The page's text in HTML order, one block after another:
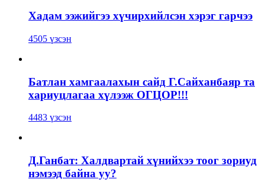
Хадам ээжийгээ хүчирхийлсэн хэрэг гарчээ
4505 үзсэн
Батлан хамгаалахын сайд Г.Сайханбаяр та
хариуцлагаа хүлээж ОГЦОР!!!
4483 үзсэн
Д.Ганбат: Халдвартай хүнийхээ тоог зориуд
нэмээд байна уу?